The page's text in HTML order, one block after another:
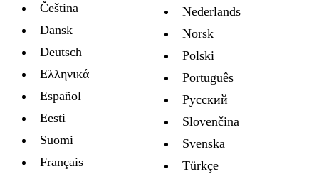
Čeština
Dansk
Deutsch
Ελληνικά
Español
Eesti
Suomi
Français
Nederlands
Norsk
Polski
Português
Русский
Slovenčina
Svenska
Türkçe